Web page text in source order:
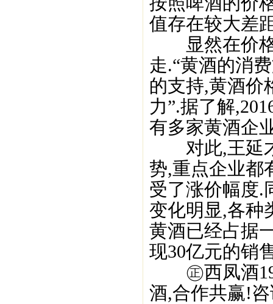
值存在较大差
显然在价格
走.“黄酒的消
的支持,黄酒价
力”.据了解
有多家黄酒企
对此,王延才
势,重点企业都
受了涨价幅度.
变化明显,各种
黄酒已经占据
现30亿元的销
㊣西凤酒
酒,合作共赢!咨